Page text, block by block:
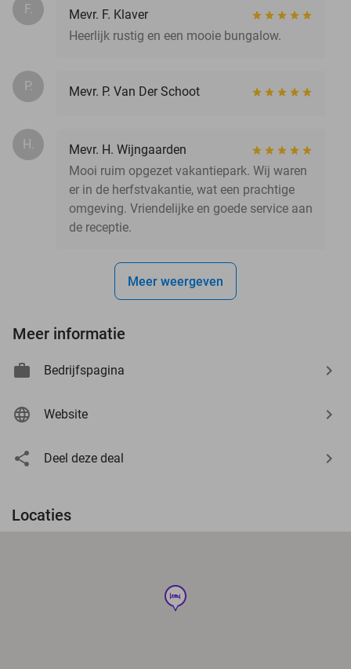
F.
Mevr. F. Klaver
Heerlijk rustig en een mooie bungalow.
P. Mevr. P. Van Der Schoot
H.
Mevr. H. Wijngaarden
Mooi ruim opgezet vakantiepark. Wij waren
er in de herfstvakantie, wat een prachtige
omgeving. Vriendelijke en goede service aan
de receptie.
Meer weergeven
Meer informatie
Bedrijfspagina
Website
Deel deze deal
Locaties
hotel